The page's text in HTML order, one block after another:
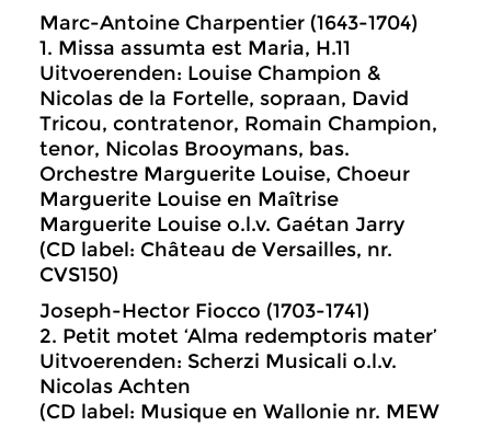
Marc-Antoine Charpentier (1643-1704)
1. Missa assumta est Maria, H.11
Uitvoerenden: Louise Champion &
Nicolas de la Fortelle, sopraan, David
Tricou, contratenor, Romain Champion,
tenor, Nicolas Brooymans, bas.
Orchestre Marguerite Louise, Choeur
Marguerite Louise en Maîtrise
Marguerite Louise o.l.v. Gaétan Jarry
(CD label: Château de Versailles, nr.
CVS150)
Joseph-Hector Fiocco (1703-1741)
2. Petit motet ‘Alma redemptoris mater’
Uitvoerenden: Scherzi Musicali o.l.v.
Nicolas Achten
(CD label: Musique en Wallonie nr. MEW